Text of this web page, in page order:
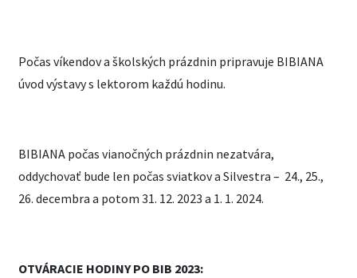
Počas víkendov a školských prázdnin pripravuje BIBIANA
úvod výstavy s lektorom každú hodinu.
BIBIANA počas vianočných prázdnin nezatvára,
oddychovať bude len počas sviatkov a Silvestra – 24., 25.,
26. decembra a potom 31. 12. 2023 a 1. 1. 2024.
OTVÁRACIE HODINY PO BIB 2023: